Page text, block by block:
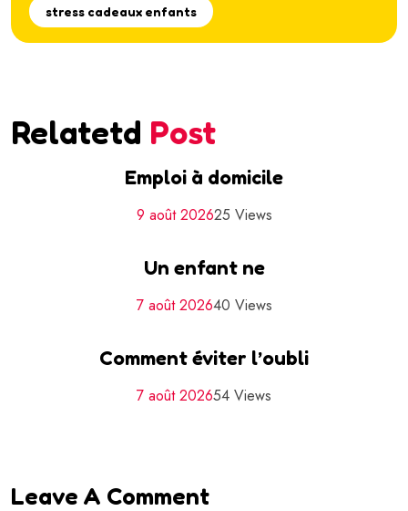
stress cadeaux enfants
Relatetd Post
Emploi à domicile
9 août 202625 Views
Un enfant ne
7 août 202640 Views
Comment éviter l’oubli
7 août 202654 Views
Leave A Comment